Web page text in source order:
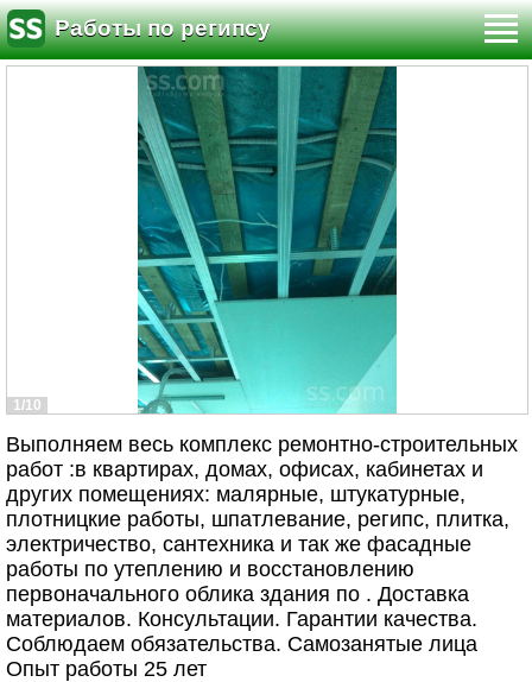
Работы по регипсу
1/10
Выполняем весь комплекс ремонтно-строительных
работ :в квартирах, домах, офисах, кабинетах и
других помещениях: малярные, штукатурные,
плотницкие работы, шпатлевание, регипс, плитка,
электричество, сантехника и так же фасадные
работы по утеплению и восстановлению
первоначального облика здания по . Доставка
материалов. Консультации. Гарантии качества.
Соблюдаем обязательства. Самозанятые лица
Опыт работы 25 лет